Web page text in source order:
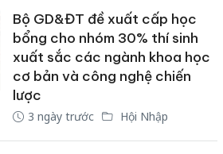
Bộ GD&ĐT đề xuất cấp học
bổng cho nhóm 30% thí sinh
xuất sắc các ngành khoa học
cơ bản và công nghệ chiến
lược
3 ngày trước Hội Nhập